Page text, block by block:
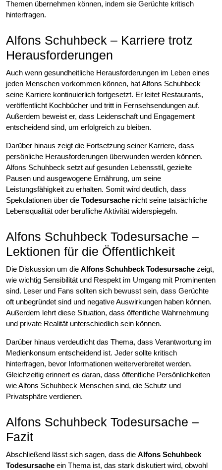
Themen übernehmen können, indem sie Gerüchte kritisch
hinterfragen.
Alfons Schuhbeck – Karriere trotz
Herausforderungen
Auch wenn gesundheitliche Herausforderungen im Leben eines
jeden Menschen vorkommen können, hat Alfons Schuhbeck
seine Karriere kontinuierlich fortgesetzt. Er leitet Restaurants,
veröffentlicht Kochbücher und tritt in Fernsehsendungen auf.
Außerdem beweist er, dass Leidenschaft und Engagement
entscheidend sind, um erfolgreich zu bleiben.
Darüber hinaus zeigt die Fortsetzung seiner Karriere, dass
persönliche Herausforderungen überwunden werden können.
Alfons Schuhbeck setzt auf gesunden Lebensstil, gezielte
Pausen und ausgewogene Ernährung, um seine
Leistungsfähigkeit zu erhalten. Somit wird deutlich, dass
Spekulationen über die Todesursache nicht seine tatsächliche
Lebensqualität oder berufliche Aktivität widerspiegeln.
Alfons Schuhbeck Todesursache –
Lektionen für die Öffentlichkeit
Die Diskussion um die Alfons Schuhbeck Todesursache zeigt,
wie wichtig Sensibilität und Respekt im Umgang mit Prominenten
sind. Leser und Fans sollten sich bewusst sein, dass Gerüchte
oft unbegründet sind und negative Auswirkungen haben können.
Außerdem lehrt diese Situation, dass öffentliche Wahrnehmung
und private Realität unterschiedlich sein können.
Darüber hinaus verdeutlicht das Thema, dass Verantwortung im
Medienkonsum entscheidend ist. Jeder sollte kritisch
hinterfragen, bevor Informationen weiterverbreitet werden.
Gleichzeitig erinnert es daran, dass öffentliche Persönlichkeiten
wie Alfons Schuhbeck Menschen sind, die Schutz und
Privatsphäre verdienen.
Alfons Schuhbeck Todesursache –
Fazit
Abschließend lässt sich sagen, dass die Alfons Schuhbeck
Todesursache ein Thema ist, das stark diskutiert wird, obwohl